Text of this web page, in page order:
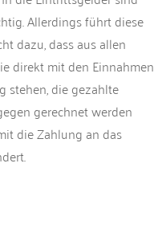
Allerdings führt diese
dazu, dass aus allen
direkt mit den Einnahmen
stehen, die gezahlte
gerechnet werden
die Zahlung an das